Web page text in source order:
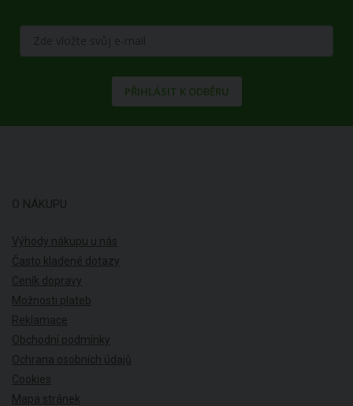
PŘIHLÁSIT K ODBĚRU
O NÁKUPU
Výhody nákupu u nás
Často kladené dotazy
Ceník dopravy
Možnosti plateb
Reklamace
Obchodní podmínky
Ochrana osobních údajů
Cookies
Mapa stránek